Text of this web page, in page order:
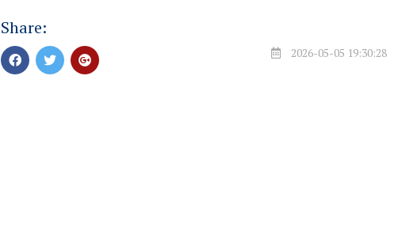
Share:
2026-05-05 19:30:28